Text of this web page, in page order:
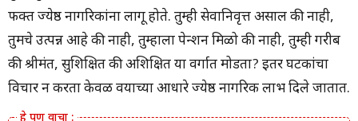
ऑनलाइन अर्ज कसा करावा?
ज्येष्ठ नागरिक कार्ड पहिली पायरी
दुसरी पायरी
ज्येष्ठ नागरिक कार्ड तिसरा टप्पा
दरमहा 3000 हजार रुपये कसे मिळणार?
फक्त ज्येष्ठ नागरिकांना लागू होते. तुम्ही सेवानिवृत्त असाल की नाही,
तुमचे उत्पन्न आहे की नाही, तुम्हाला पेन्शन मिळो की नाही, तुम्ही गरीब
की श्रीमंत, सुशिक्षित की अशिक्षित या वर्गात मोडता? इतर घटकांचा
विचार न करता केवळ वयाच्या आधारे ज्येष्ठ नागरिक लाभ दिले जातात.